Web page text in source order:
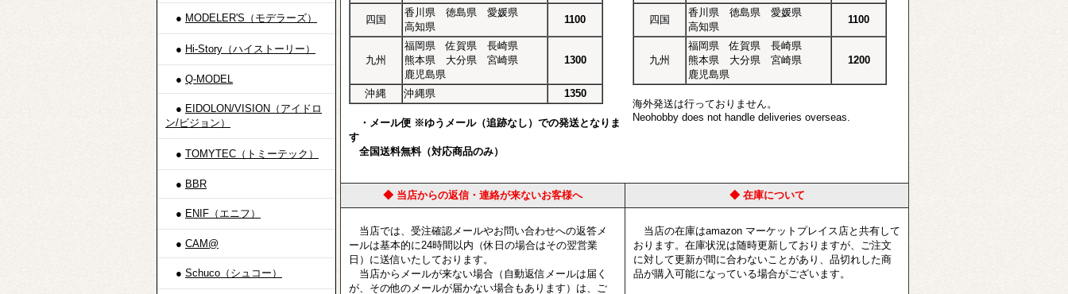
● MODELER'S（モデラーズ）
● Hi-Story（ハイストーリー）
● Q-MODEL
● EIDOLON/VISION（アイドロ
ン/ビジョン）
● TOMYTEC（トミーテック）
● BBR
● ENIF（エニフ）
● CAM@
● Schuco（シュコー）
四国
香川県 徳島県 愛媛県
高知県
1100
九州
福岡県 佐賀県 長崎県
熊本県 大分県 宮崎県
鹿児島県
1300
沖縄 沖縄県 1350
・メール便 ※ゆうメール（追跡なし）での発送となりま
す
全国送料無料（対応商品のみ）
四国
香川県 徳島県 愛媛県
高知県
1100
九州
福岡県 佐賀県 長崎県
熊本県 大分県 宮崎県
鹿児島県
1200
海外発送は行っておりません。
Neohobby does not handle deliveries overseas.
◆ 当店からの返信・連絡が来ないお客様へ ◆ 在庫について
当店では、受注確認メールやお問い合わせへの返答メ
ールは基本的に24時間以内（休日の場合はその翌営業
日）に送信いたしております。
当店からメールが来ない場合（自動返信メールは届く
が、その他のメールが届かない場合もあります）は、ご
当店の在庫はamazon マーケットプレイス店と共有して
おります。在庫状況は随時更新しておりますが、ご注文
に対して更新が間に合わないことがあり、品切れした商
品が購入可能になっている場合がございます。